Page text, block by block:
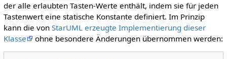
der alle erlaubten Tasten-Werte enthält, indem sie für jeden
Tastenwert eine statische Konstante definiert. Im Prinzip
kann die von StarUML erzeugte Implementierung dieser
Klasse
ohne besondere Änderungen übernommen werden: